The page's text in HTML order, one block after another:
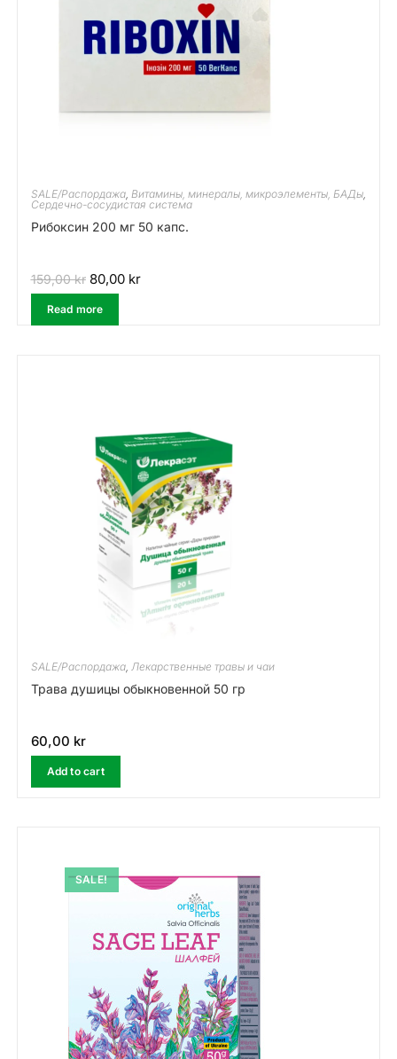
SALE/Распордажа, Витамины, минералы, микроэлементы, БАДы,
Сердечно-сосудистая система
Рибоксин 200 мг 50 капс.
159,00kr 80,00 kr
Read more
SALE/Распордажа, Лекарственные травы и чаи
Трава душицы обыкновенной 50 гр
60,00 kr
Add to cart
SALE!